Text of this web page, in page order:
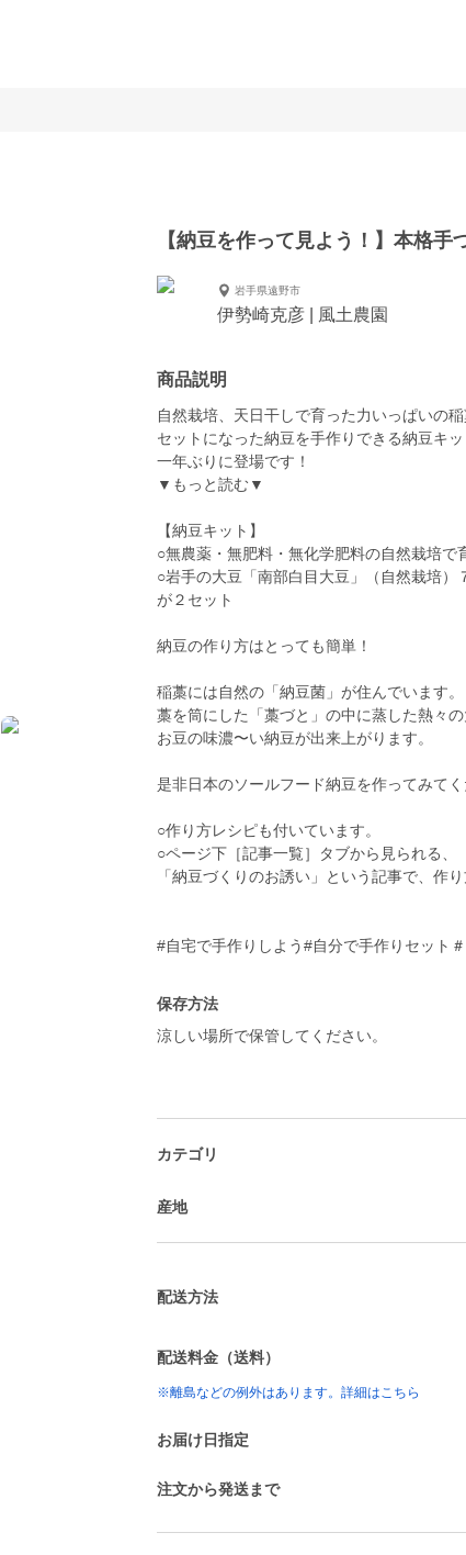
【納豆を作って見よう！】本格手
岩手県遠野市
伊勢崎克彦 | 風土農園
商品説明
自然栽培、天日干しで育った力いっぱいの
セットになった納豆を手作りできる納豆キッ
一年ぶりに登場です！
▼もっと読む▼
【納豆キット】
○無農薬・無肥料・無化学肥料の自然栽培
○岩手の大豆「南部白目大豆」（自然栽培）
が２セット
納豆の作り方はとっても簡単！
稲藁には自然の「納豆菌」が住んでいます。
藁を筒にした「藁づと」の中に蒸した熱々
お豆の味濃〜い納豆が出来上がります。
是非日本のソールフード納豆を作ってみてく
○作り方レシピも付いています。
○ページ下［記事一覧］タブから見られる、
「納豆づくりのお誘い」という記事で、作
#自宅で手作りしよう#自分で手作りセット
保存方法
涼しい場所で保管してください。
カテゴリ
産地
配送方法
配送料金（送料）
※離島などの例外はあります。詳細はこちら
お届け日指定
注文から発送まで